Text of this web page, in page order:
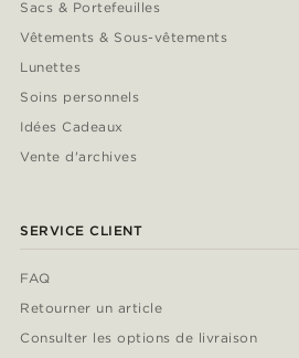
Sacs & Portefeuilles
Vêtements & Sous-vêtements
Lunettes
Soins personnels
Idées Cadeaux
Vente d'archives
SERVICE CLIENT
FAQ
Retourner un article
Consulter les options de livraison